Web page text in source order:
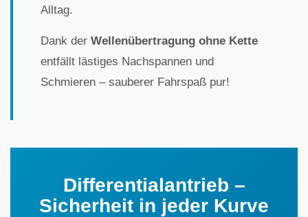
Alltag.
Dank der Wellenübertragung ohne Kette
entfällt lästiges Nachspannen und
Schmieren – sauberer Fahrspaß pur!
Differentialantrieb –
Sicherheit in jeder Kurve